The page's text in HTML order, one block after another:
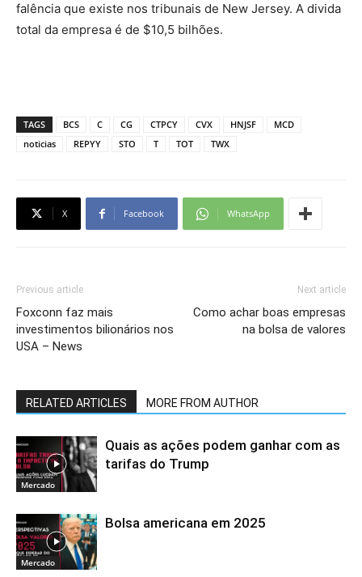
falência que existe nos tribunais de New Jersey. A divida
total da empresa é de $10,5 bilhões.
TAGS BCS C CG CTPCY CVX HNJSF
MCD
noticias
REPYY STO T TOT TWX
X Facebook WhatsApp
Previous article
Foxconn faz mais
investimentos bilionários nos
USA – News
Next article
Como achar boas empresas
na bolsa de valores
RELATED ARTICLES MORE FROM AUTHOR
Mercado
Quais as ações podem ganhar com as
tarifas do Trump
Mercado
Bolsa americana em 2025